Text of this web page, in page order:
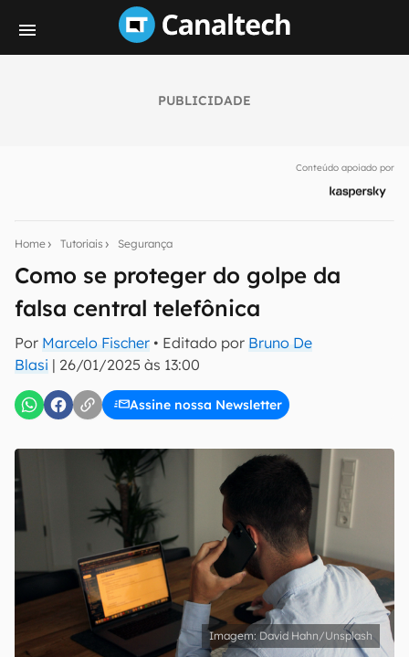
PUBLICIDADE
Conteúdo apoiado por
Home Tutoriais Segurança
Como se proteger do golpe da
falsa central telefônica
Por Marcelo Fischer • Editado por Bruno De
Blasi | 26/01/2025 às 13:00
Assine nossa Newsletter
notícias e reviews sobre tecnologia em primeira
inscreva-se
Confirmo que li, aceito e concordo com os
David Hahn/Unsplash